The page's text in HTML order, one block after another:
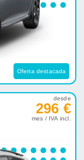
Oferta destacada
desde
296 €
mes / IVA incl.